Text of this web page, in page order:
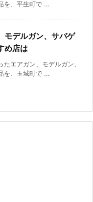
を、平生町で ...
モデルガン、サバゲ
め店は
エアガン、モデルガン、
を、玉城町で ...